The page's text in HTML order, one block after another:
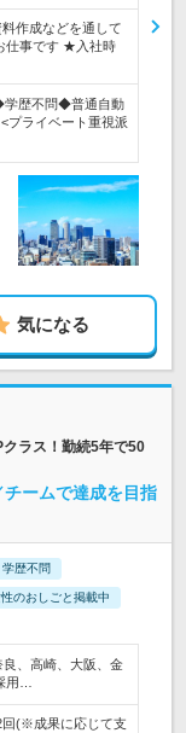
作成などを通して
仕事です ★入社時
学歴不問◆普通自動
プライベート重視派
気になる
ラス！勤続5年で50
チームで達成を目指
学歴不問
のおしごと掲載中
、高崎、大阪、金
用…
回(※成果に応じて支